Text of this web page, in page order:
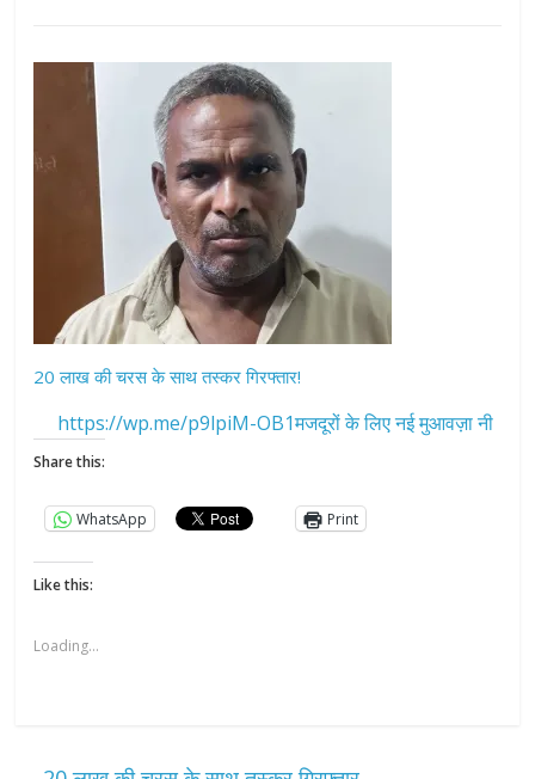
20 लाख की चरस के साथ तस्कर गिरफ्तार!
https://wp.me/p9lpiM-OB1मजदूरों के लिए नई मुआवज़ा नी
Share this:
WhatsApp Print
Like this:
Loading...